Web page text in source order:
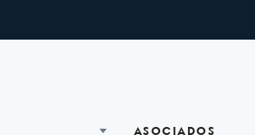
ASOCIADOS